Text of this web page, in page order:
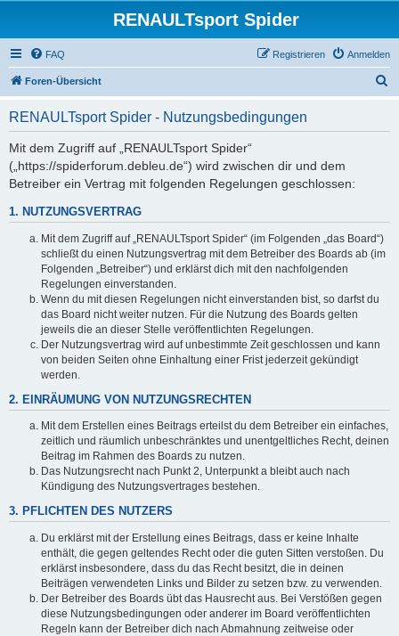
RENAULTsport Spider
FAQ Anmelden
Registrieren
Foren-Übersicht
RENAULTsport Spider - Nutzungsbedingungen
Mit dem Zugriff auf „RENAULTsport Spider“
(„https://spiderforum.debleu.de“) wird zwischen dir und dem
Betreiber ein Vertrag mit folgenden Regelungen geschlossen:
1. NUTZUNGSVERTRAG
Mit dem Zugriff auf „RENAULTsport Spider“ (im Folgenden „das Board“)
schließt du einen Nutzungsvertrag mit dem Betreiber des Boards ab (im
Folgenden „Betreiber“) und erklärst dich mit den nachfolgenden
Regelungen einverstanden.
Wenn du mit diesen Regelungen nicht einverstanden bist, so darfst du
das Board nicht weiter nutzen. Für die Nutzung des Boards gelten
jeweils die an dieser Stelle veröffentlichten Regelungen.
Der Nutzungsvertrag wird auf unbestimmte Zeit geschlossen und kann
von beiden Seiten ohne Einhaltung einer Frist jederzeit gekündigt
werden.
2. EINRÄUMUNG VON NUTZUNGSRECHTEN
Mit dem Erstellen eines Beitrags erteilst du dem Betreiber ein einfaches,
zeitlich und räumlich unbeschränktes und unentgeltliches Recht, deinen
Beitrag im Rahmen des Boards zu nutzen.
Das Nutzungsrecht nach Punkt 2, Unterpunkt a bleibt auch nach
Kündigung des Nutzungsvertrages bestehen.
3. PFLICHTEN DES NUTZERS
Du erklärst mit der Erstellung eines Beitrags, dass er keine Inhalte
enthält, die gegen geltendes Recht oder die guten Sitten verstoßen. Du
erklärst insbesondere, dass du das Recht besitzt, die in deinen
Beiträgen verwendeten Links und Bilder zu setzen bzw. zu verwenden.
Der Betreiber des Boards übt das Hausrecht aus. Bei Verstößen gegen
diese Nutzungsbedingungen oder anderer im Board veröffentlichten
Regeln kann der Betreiber dich nach Abmahnung zeitweise oder